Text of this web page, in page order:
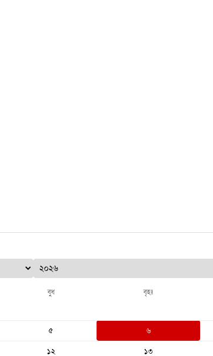
বুধ বৃহঃ
৫ ৬
১২ ১৩